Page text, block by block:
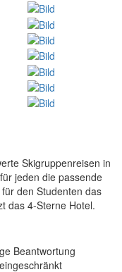
Skigruppenreisen in
jeden die passende
den Studenten das
das 4-Sterne Hotel.
Beantwortung